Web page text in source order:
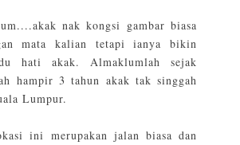
nak kongsi gambar biasa
mata kalian tetapi ianya bikin
hati akak. Almaklumlah sejak
hampir 3 tahun akak tak singgah
Lumpur.
ini merupakan jalan biasa dan